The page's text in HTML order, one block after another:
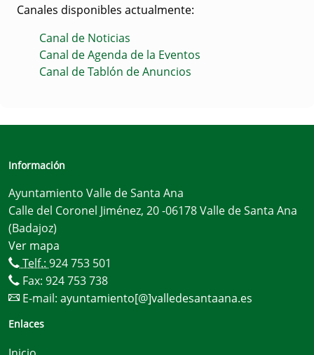
Canales disponibles actualmente:
Canal de Noticias
Canal de Agenda de la Eventos
Canal de Tablón de Anuncios
Información
Ayuntamiento Valle de Santa Ana
Calle del Coronel Jiménez, 20 -06178 Valle de Santa Ana
(Badajoz)
Ver mapa
Telf.: 924 753 501
Fax: 924 753 738
E-mail: ayuntamiento[@]valledesantaana.es
Enlaces